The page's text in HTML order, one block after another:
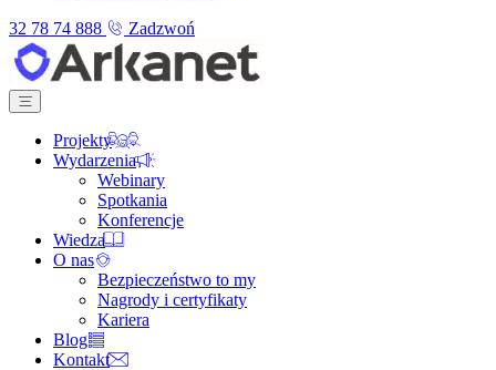
32 78 74 888
Zadzwoń
Projekty
Wydarzenia
Webinary
Spotkania
Konferencje
Wiedza
O nas
Bezpieczeństwo to my
Nagrody i certyfikaty
Kariera
Blog
Kontakt